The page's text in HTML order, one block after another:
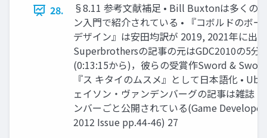
28.
§8.11 参考文献補足 • Bill Buxtonは多くの
ン入門で紹介されている • 『コボルドのボー
デザイン』は安田均訳が 2019, 2021年に出
Superbrothersの記事の元はGDC2010の5分
(0:13:15から)，彼らの受賞作Sword &
『ス キタイのムスメ』として日本語化 •
ェイソン・ヴァンデンバーグの記事は雑誌
ンバーごと公開されている(Game
2012 Issue pp.44-46) 27